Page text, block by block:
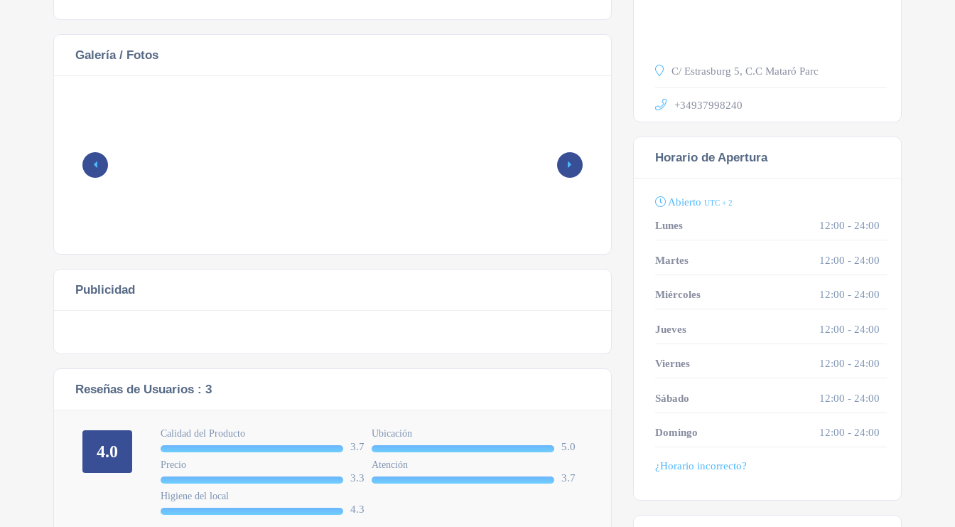
Galería / Fotos
Publicidad
Reseñas de Usuarios : 3
4.0
Calidad del Producto
3.7
Ubicación
5.0
Precio
3.3
Atención
3.7
Higiene del local
4.3
C/ Estrasburg 5, C.C Mataró Parc
+34937998240
Horario de Apertura
Abierto UTC + 2
Lunes 12:00 - 24:00
Martes 12:00 - 24:00
Miércoles 12:00 - 24:00
Jueves 12:00 - 24:00
Viernes 12:00 - 24:00
Sábado 12:00 - 24:00
Domingo 12:00 - 24:00
¿Horario incorrecto?